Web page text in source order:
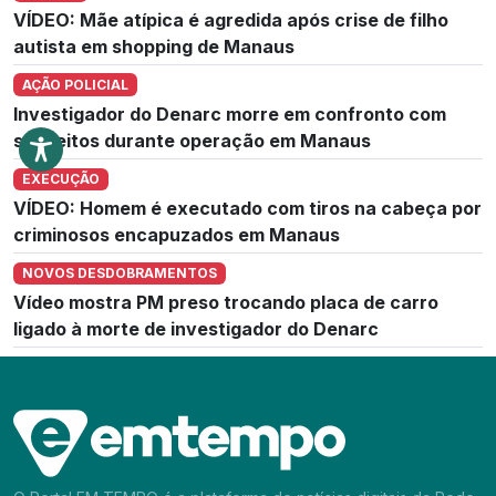
VÍDEO: Mãe atípica é agredida após crise de filho
autista em shopping de Manaus
AÇÃO POLICIAL
Investigador do Denarc morre em confronto com
suspeitos durante operação em Manaus
EXECUÇÃO
VÍDEO: Homem é executado com tiros na cabeça por
criminosos encapuzados em Manaus
NOVOS DESDOBRAMENTOS
Vídeo mostra PM preso trocando placa de carro
ligado à morte de investigador do Denarc